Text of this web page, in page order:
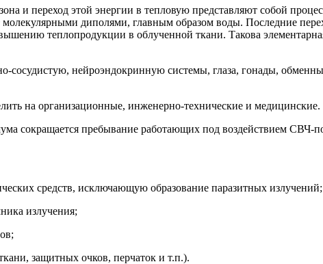
и переход этой энергии в тепловую представляют собой
диполями, главным образом воды. Последние
теплопродукции в облученной ткани. Такова
сосудистую, нейроэндокринную системы, глаза, гонады,
на организационные, инженерно-технические и медицинские.
сокращается пребывание работающих под воздействием СВЧ-
средств, исключающую образование паразитных излучений;
излучения;
защитных очков, перчаток и т.п.).